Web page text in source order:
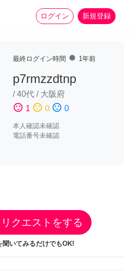
ログイン 新規登録
家事 more_horiz
最終ログイン時間 fiber_manual_record 1年前
p7rmzzdtnp
/40代 / 大阪府
sentiment_satisfied 1 sentiment_neutral 0 sentiment_dissatisfied 0
本人確認未確認
電話番号未確認
クエストをする
聞いてみるだけでもOK!